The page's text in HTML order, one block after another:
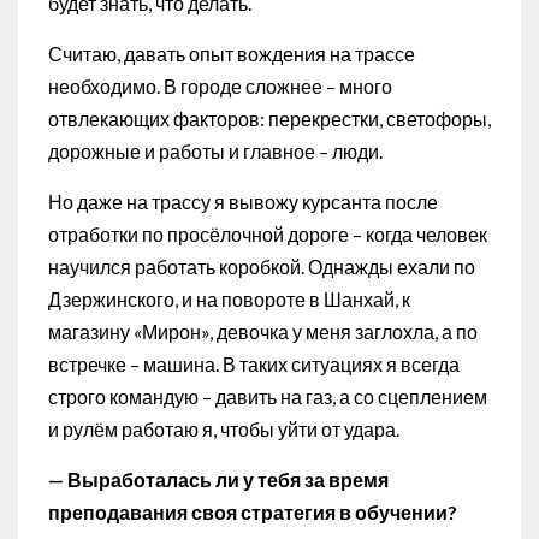
Считаю, давать опыт вождения на трассе
необходимо. В городе сложнее – много
отвлекающих факторов: перекрестки, светофоры,
дорожные и работы и главное – люди.
Но даже на трассу я вывожу курсанта после
отработки по просёлочной дороге – когда человек
научился работать коробкой. Однажды ехали по
Дзержинского, и на повороте в Шанхай, к
магазину «Мирон», девочка у меня заглохла, а по
встречке – машина. В таких ситуациях я всегда
строго командую – давить на газ, а со сцеплением
и рулём работаю я, чтобы уйти от удара.
— Выработалась ли у тебя за время
преподавания своя стратегия в обучении?